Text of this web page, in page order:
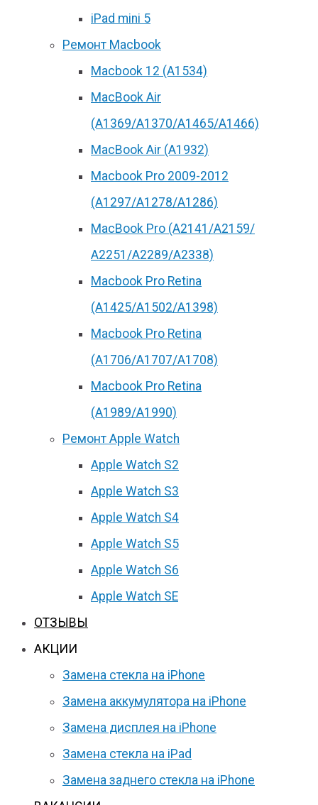
iPad mini 5
Ремонт Macbook
Macbook 12 (А1534)
MacBook Air
(A1369/A1370/A1465/A1466)
MacBook Air (A1932)
Macbook Pro 2009-2012
(A1297/A1278/A1286)
MacBook Pro (А2141/А2159/
А2251/A2289/A2338)
Macbook Pro Retina
(А1425/A1502/A1398)
Macbook Pro Retina
(А1706/A1707/A1708)
Macbook Pro Retina
(А1989/A1990)
Ремонт Apple Watch
Apple Watch S2
Apple Watch S3
Apple Watch S4
Apple Watch S5
Apple Watch S6
Apple Watch SE
ОТЗЫВЫ
АКЦИИ
Замена стекла на iPhone
Замена аккумулятора на iPhone
Замена дисплея на iPhone
Замена стекла на iPad
Замена заднего стекла на iPhone